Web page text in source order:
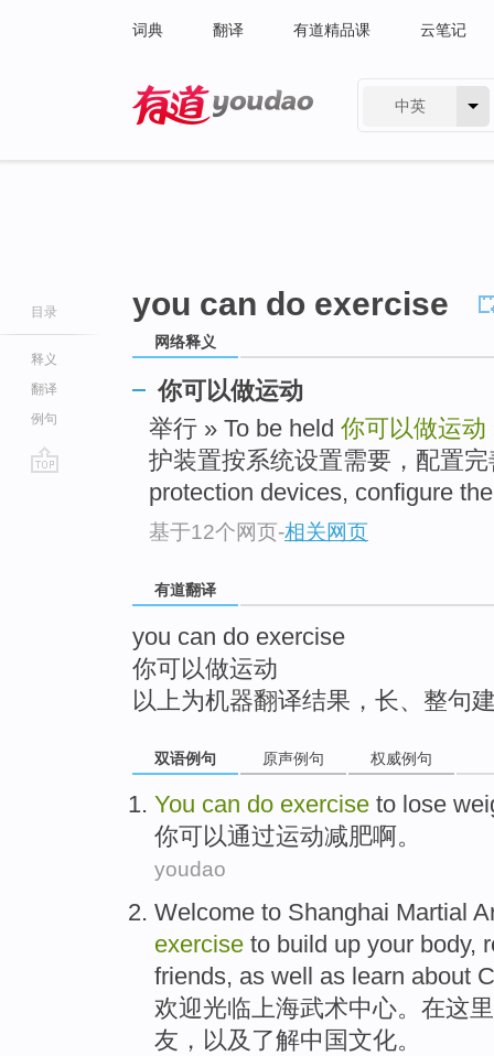
词典 翻译 有道精品课 云笔记
中英
目录
释义
翻译
例句
you can do exercise
网络释义
你可以做运动
举行 » To be held 你可以做运动
护装置按系统设置需要，配置
protection devices, configure
基于12个网页-相关网页
有道翻译
you can do exercise
你可以做运动
以上为机器翻译结果，长、整句
双语例句 原声例句 权威例句
You can do exercise to lose
你可以通过运动减肥啊。
youdao
Welcome to Shanghai Martial
exercise to build up your body,
friends, as well as learn about
欢迎光临上海武术中心。 在这里
友 ， 以及 了解中国文化。